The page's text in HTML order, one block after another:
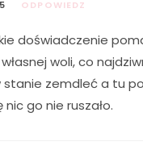
ODPOWIEDZ
doświadczenie
woli, co
stanie zemdleć a tu
go nie ruszało.